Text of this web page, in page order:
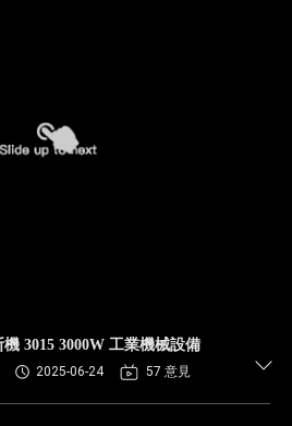
3015 3000W 工業機械設備
2025-06-24 57 意見